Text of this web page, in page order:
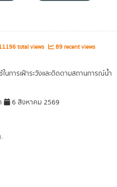
total views 89 recent views
นการเฝ้าระวังและติดตามสถานการณ์น้ำ
6 สิงหาคม 2569
).